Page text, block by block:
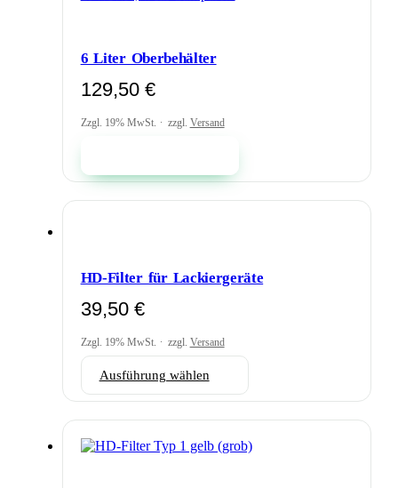
6 Liter Oberbehälter
129,50 €
Zzgl. 19% MwSt. zzgl. Versand
HD-Filter für Lackiergeräte
39,50 €
Zzgl. 19% MwSt. zzgl. Versand
Ausführung wählen
Produkt
weist
mehrere
Varianten
auf.